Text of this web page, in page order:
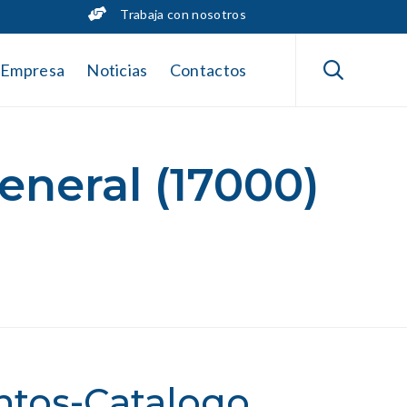
Trabaja con nosotros
Empresa Noticias Contactos 
(17000)